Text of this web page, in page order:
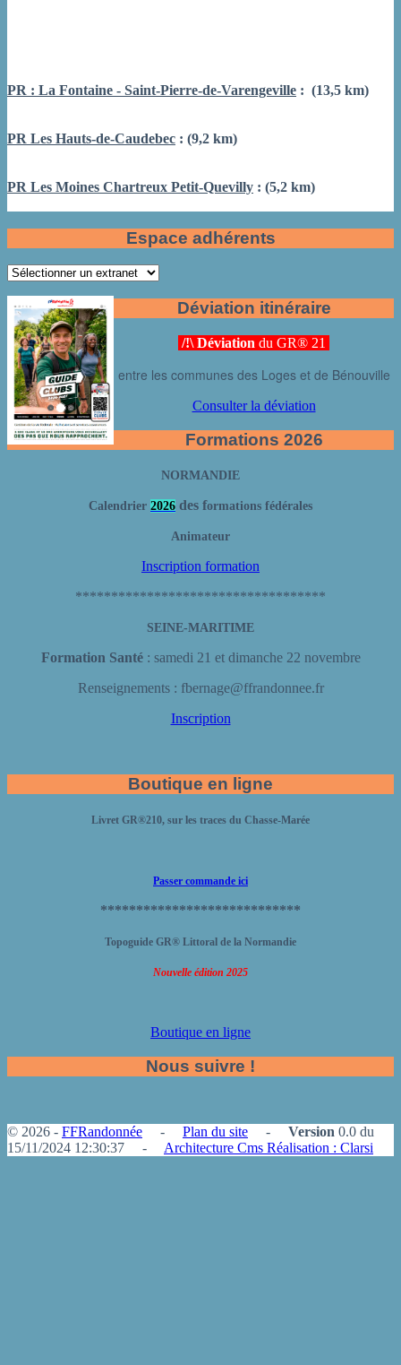
PR : La Fontaine - Saint-Pierre-de-Varengeville : (13,5 km)
PR Les Hauts-de-Caudebec : (9,2 km)
PR Les Moines Chartreux Petit-Quevilly : (5,2 km)
Espace adhérents
Déviation itinéraire
/!\ Déviation du GR® 21
entre les communes des Loges et de Bénouville
Consulter la déviation
Formations 2026
NORMANDIE
Calendrier 2026 des formations fédérales
Animateur
Inscription formation
***********************************
SEINE-MARITIME
Formation Santé: samedi 21 et dimanche 22 novembre
Renseignements : fbernage@ffrandonnee.fr
Inscription
Boutique en ligne
Livret GR®210, sur les traces du Chasse-Marée
Passer commande ici
****************************
Topoguide GR® Littoral de la Normandie
Nouvelle édition 2025
Boutique en ligne
Nous suivre !
© 2026 - FFRandonnée - Plan du site - Version 0.0 du
15/11/2024 12:30:37 - Architecture Cms Réalisation : Clarsi